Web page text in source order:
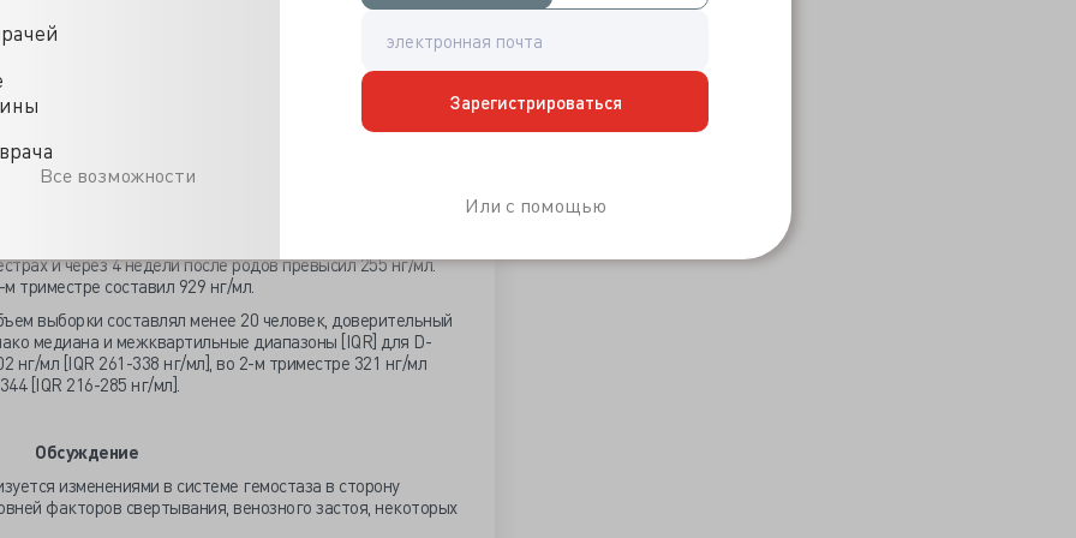
Все возможности
Зарегистрироваться
Или с помощью
от каждой пациентки) были протестированы на D-димер.
не смогли быть включены из-за технических проблем.
доступны образцы от 17 беременных женщин (по 4
женщин в возрасте 20–35 лет не было
D-димера. Количество родов [11 нерожавших
детей] статистически не повлияло на показатели D-
триместре беременности и через 4 недели после
нг/мл, 418,59 нг/мл и 272,18 нг/мл в 1-м, 2-м, 3-м
соответственно. Разница значений D-димера была
и 4 неделями после родов. 75-й процентиль
и через 4 недели после родов превысил 255 нг/мл.
триместре составил 929 нг/мл.
выборки составлял менее 20 человек, доверительный
медиана и межквартильные диапазоны [IQR] для D-
нг/мл [IQR 261-338 нг/мл], во 2-м триместре 321 нг/мл
[IQR 216-285 нг/мл].
Обсуждение
изменениями в системе гемостаза в сторону
факторов свертывания, венозного застоя, некоторых